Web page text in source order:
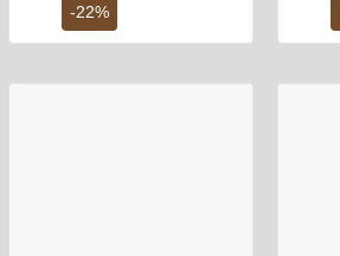
-22%
3,500,000 ₫.